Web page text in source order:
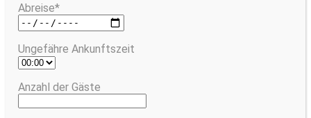
Abreise*
Ungefähre Ankunftszeit
Anzahl der Gäste